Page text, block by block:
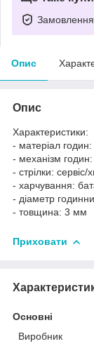
Замовлення
Опис
Опис
Характеристики:
- матеріал
- механізм
- стрілки:
- харчування:
- діаметр
- товщина: 3 мм
Приховати
Основні
Виробник